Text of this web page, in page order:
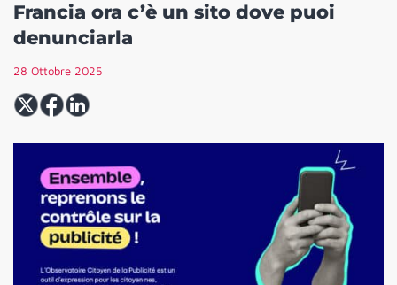
Francia ora c’è un sito dove puoi
denunciarla
28 Ottobre 2025